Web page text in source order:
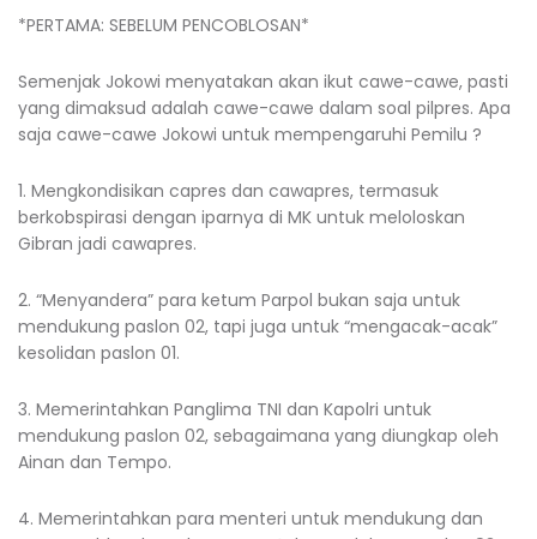
*PERTAMA: SEBELUM PENCOBLOSAN*
Semenjak Jokowi menyatakan akan ikut cawe-cawe, pasti
yang dimaksud adalah cawe-cawe dalam soal pilpres. Apa
saja cawe-cawe Jokowi untuk mempengaruhi Pemilu ?
1. Mengkondisikan capres dan cawapres, termasuk
berkobspirasi dengan iparnya di MK untuk meloloskan
Gibran jadi cawapres.
2. “Menyandera” para ketum Parpol bukan saja untuk
mendukung paslon 02, tapi juga untuk “mengacak-acak”
kesolidan paslon 01.
3. Memerintahkan Panglima TNI dan Kapolri untuk
mendukung paslon 02, sebagaimana yang diungkap oleh
Ainan dan Tempo.
4. Memerintahkan para menteri untuk mendukung dan